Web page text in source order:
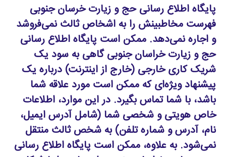
پایگاه اطلاع رسانی حج و زیارت خرسان جنوبی
فهرست مخاطبینش را به اشخاص ثالث نمی‌فروشد
و اجاره نمی‌دهد. ممکن است پایگاه اطلاع رسانی
حج و زیارت خراسان جنوبی گاهی به سود یک
شریک کاری خارجی (خارج از اینترنت) درباره یک
پیشنهاد ویژه‌ای که ممکن است مورد علاقه شما
باشد، با شما تماس بگیرد. در این موارد، اطلاعات
خاص هویتی و شخصی شما (شامل آدرس ایمیل،
نام، آدرس و شماره تلفن) به شخص ثالث منتقل
نمی‌شود. به علاوه، ممکن است پایگاه اطلاع رسانی